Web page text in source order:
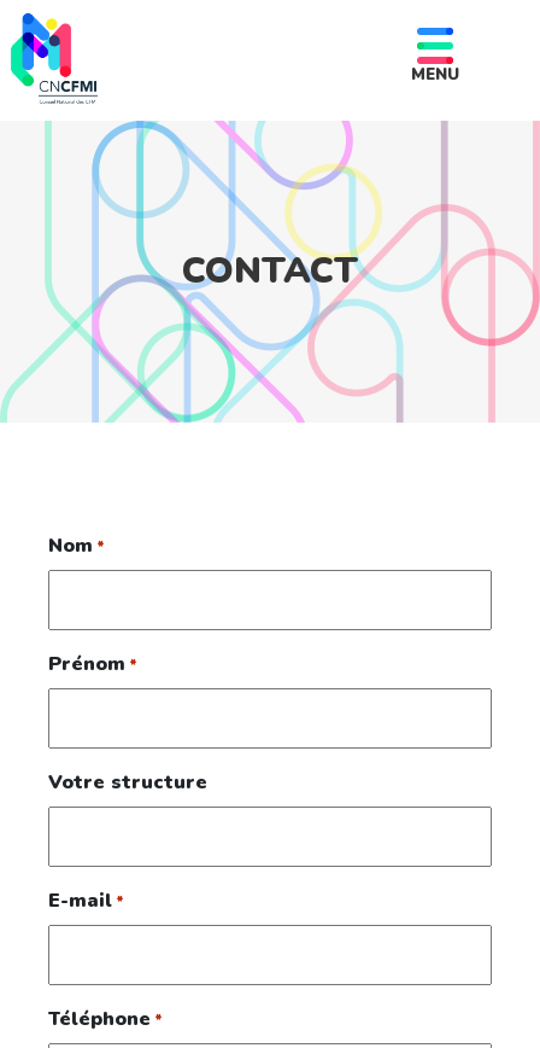
MENU
CONTACT
Nom *
Prénom *
Votre structure
E-mail *
Téléphone *